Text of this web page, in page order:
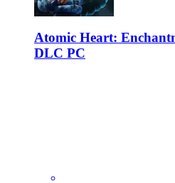
Atomic Heart:
DLC PC